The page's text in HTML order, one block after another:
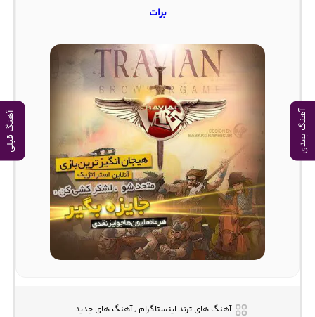
آهنگ بعدی آهنگ قبلی
برات
آهنگ های ترند اینستاگرام , آهنگ های جدید